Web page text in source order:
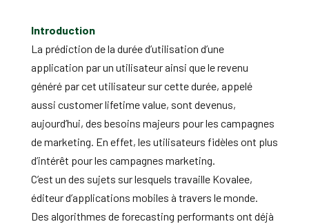
Introduction
La prédiction de la durée d’utilisation d’une
application par un utilisateur ainsi que le revenu
généré par cet utilisateur sur cette durée, appelé
aussi customer lifetime value, sont devenus,
aujourd’hui, des besoins majeurs pour les campagnes
de marketing. En effet, les utilisateurs fidèles ont plus
d’intérêt pour les campagnes marketing.
C’est un des sujets sur lesquels travaille Kovalee,
éditeur d’applications mobiles à travers le monde.
Des algorithmes de forecasting performants ont déjà